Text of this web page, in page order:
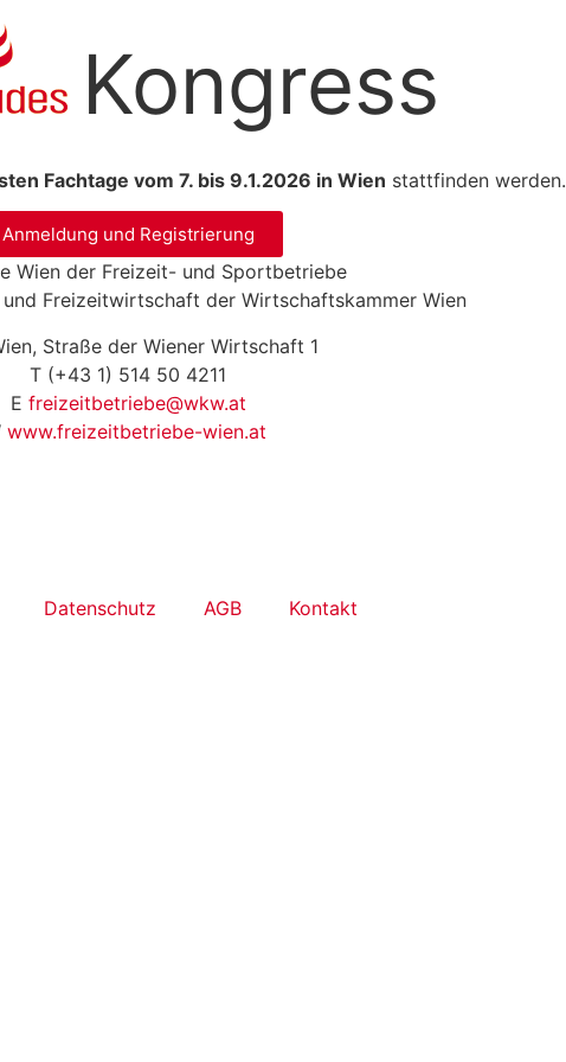
Kongress
Fachtage vom 7. bis 9.1.2026 in Wien stattfinden werden.
Anmeldung und Registrierung
Wien der Freizeit- und Sportbetriebe
Freizeitwirtschaft der Wirtschaftskammer Wien
Straße der Wiener Wirtschaft 1
T (+43 1) 514 50 4211
E freizeitbetriebe@wkw.at
www.freizeitbetriebe-wien.at
Datenschutz AGB Kontakt